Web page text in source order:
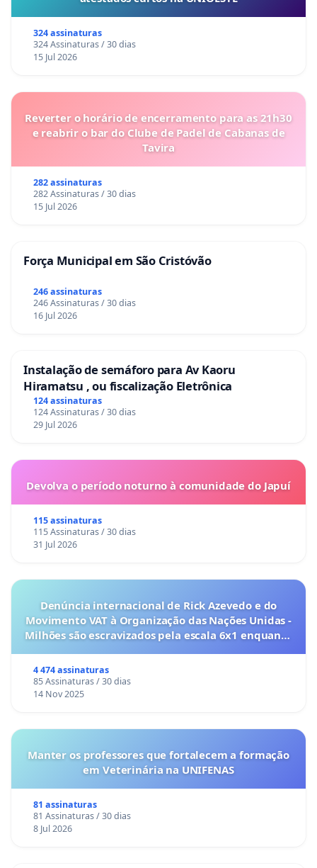
324 assinaturas
324 Assinaturas / 30 dias
15 Jul 2026
Reverter o horário de encerramento para as 21h30
e reabrir o bar do Clube de Padel de Cabanas de
Tavira
282 assinaturas
282 Assinaturas / 30 dias
15 Jul 2026
Força Municipal em São Cristóvão
246 assinaturas
246 Assinaturas / 30 dias
16 Jul 2026
Instalação de semáforo para Av Kaoru
Hiramatsu , ou fiscalização Eletrônica
124 assinaturas
124 Assinaturas / 30 dias
29 Jul 2026
Devolva o período noturno à comunidade do Japuí
115 assinaturas
115 Assinaturas / 30 dias
31 Jul 2026
Denúncia internacional de Rick Azevedo e do
Movimento VAT à Organização das Nações Unidas -
Milhões são escravizados pela escala 6x1 enquanto
4 474 assinaturas
85 Assinaturas / 30 dias
14 Nov 2025
Manter os professores que fortalecem a formação
em Veterinária na UNIFENAS
81 assinaturas
81 Assinaturas / 30 dias
8 Jul 2026